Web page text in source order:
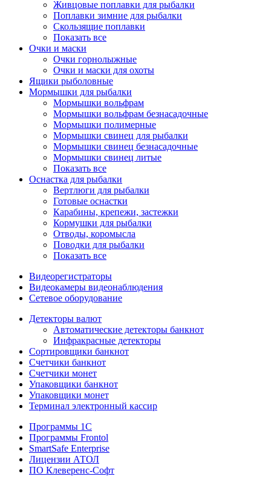
Живцовые поплавки для рыбалки
Поплавки зимние для рыбалки
Скользящие поплавки
Показать все
Очки и маски
Очки горнолыжные
Очки и маски для охоты
Ящики рыболовные
Мормышки для рыбалки
Мормышки вольфрам
Мормышки вольфрам безнасадочные
Мормышки полимерные
Мормышки свинец для рыбалки
Мормышки свинец безнасадочные
Мормышки свинец литые
Показать все
Оснастка для рыбалки
Вертлюги для рыбалки
Готовые оснастки
Карабины, крепежи, застежки
Кормушки для рыбалки
Отводы, коромысла
Поводки для рыбалки
Показать все
Видеорегистраторы
Видеокамеры видеонаблюдения
Сетевое оборудование
Детекторы валют
Автоматические детекторы банкнот
Инфракрасные детекторы
Сортировщики банкнот
Счетчики банкнот
Счетчики монет
Упаковщики банкнот
Упаковщики монет
Терминал электронный кассир
Программы 1C
Программы Frontol
SmartSafe Enterprise
Лицензии АТОЛ
ПО Клеверенс-Софт